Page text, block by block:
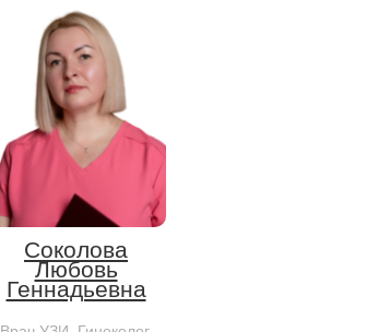
Соколова
Любовь
Геннадьевна